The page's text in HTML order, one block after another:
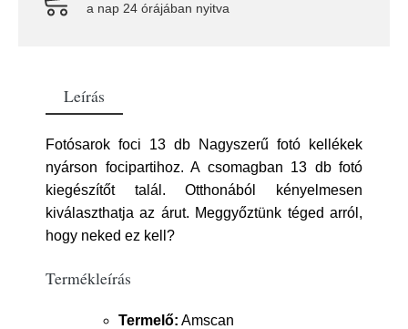
a nap 24 órájában nyitva
Leírás
Fotósarok foci 13 db Nagyszerű fotó kellékek
nyárson focipartihoz. A csomagban 13 db fotó
kiegészítőt talál. Otthonából kényelmesen
kiválaszthatja az árut. Meggyőztünk téged arról,
hogy neked ez kell?
Termékleírás
Termelő: Amscan